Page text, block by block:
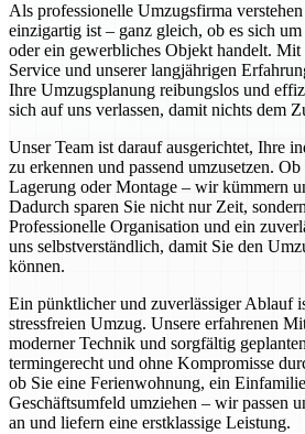
Als professionelle Umzugsfirma
einzigartig ist – ganz gleich, ob es sich
oder ein gewerbliches Objekt handelt. Mit
Service und unserer langjährigen
Ihre Umzugsplanung reibungslos und
sich auf uns verlassen, damit nichts dem
Unser Team ist darauf ausgerichtet, Ihre
zu erkennen und passend umzusetzen.
Lagerung oder Montage – wir kümmern
Dadurch sparen Sie nicht nur Zeit,
Professionelle Organisation und ein
uns selbstverständlich, damit Sie den
können.
Ein pünktlicher und zuverlässiger Ablauf
stressfreien Umzug. Unsere erfahrenen
moderner Technik und sorgfältig
termingerecht und ohne Kompromisse
ob Sie eine Ferienwohnung, ein
Geschäftsumfeld umziehen – wir passen
an und liefern eine erstklassige Leistung.